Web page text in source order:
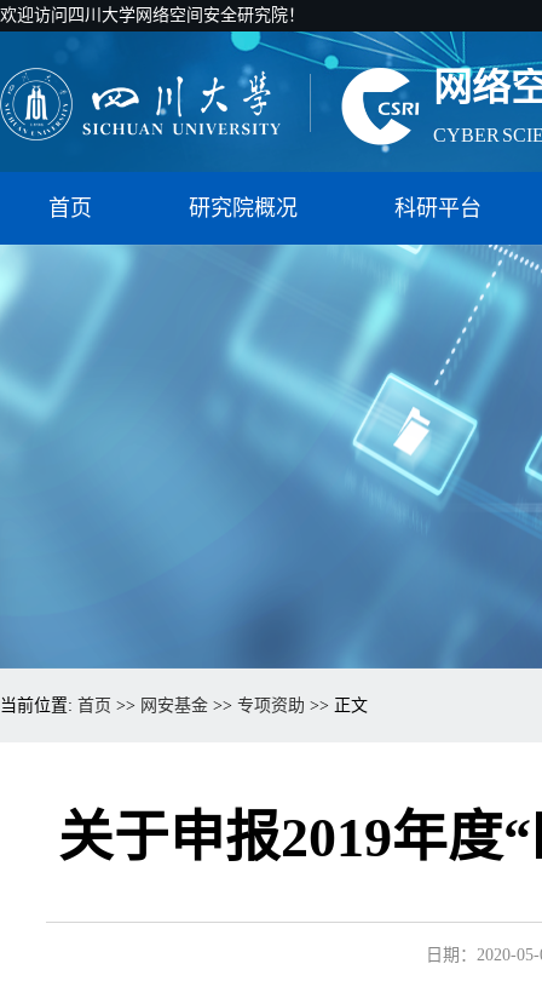
欢迎访问四川大学网络空间安全研究院！
网络
CYBER
国家智能
首页 研究院概况 科研平台
当前位置: 首页 >> 网安基金 >> 专项资助 >> 正文
关于申报2019年度
日期：2020-05-